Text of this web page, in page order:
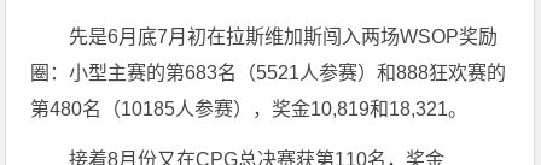
先是6月底7月初在拉斯维加斯闯入两场WSOP奖励
圈：小型主赛的第683名（5521人参赛）和888狂欢赛的
第480名（10185人参赛），奖金10,819和18,321。
接着8月份又在CPG总决赛获第110名，奖金